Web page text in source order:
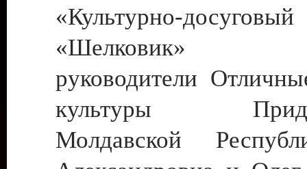
«Культурно-
«Шелковик»
руководители
культуры
Молдавской